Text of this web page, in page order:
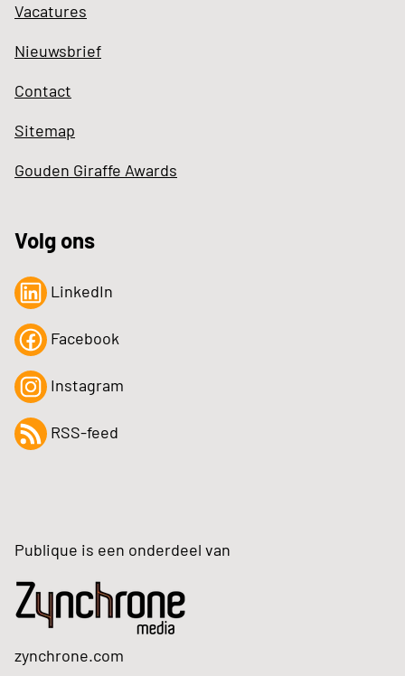
Vacatures
Nieuwsbrief
Contact
Sitemap
Gouden Giraffe Awards
Volg ons
LinkedIn
Facebook
Instagram
RSS-feed
Publique is een onderdeel van
zynchrone.com